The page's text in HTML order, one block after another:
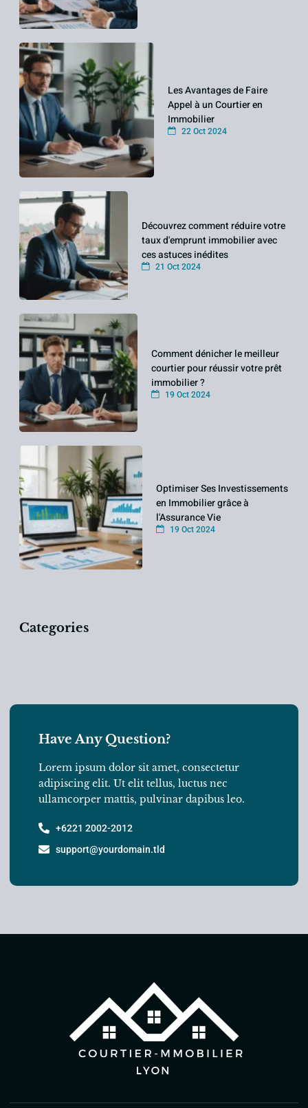
Les Avantages de Faire
Appel à un Courtier en
Immobilier
22 Oct 2024
Découvrez comment réduire votre
taux d'emprunt immobilier avec
ces astuces inédites
21 Oct 2024
Comment dénicher le meilleur
courtier pour réussir votre prêt
immobilier ?
19 Oct 2024
Optimiser Ses Investissements
en Immobilier grâce à
l'Assurance Vie
19 Oct 2024
Categories
Have Any Question?
Lorem ipsum dolor sit amet, consectetur
adipiscing elit. Ut elit tellus, luctus nec
ullamcorper mattis, pulvinar dapibus leo.
+6221 2002-2012
support@yourdomain.tld